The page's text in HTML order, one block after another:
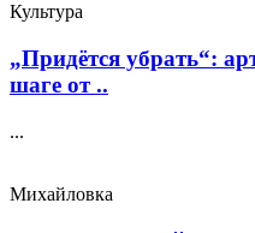
Культура
„Придётся убрать“:
шаге от ..
...
Михайловка